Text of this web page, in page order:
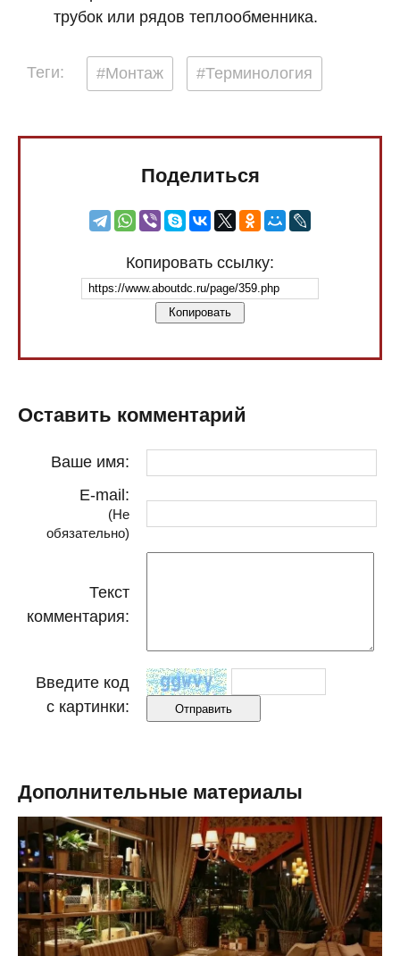
трубок или рядов теплообменника.
Теги: #Монтаж #Терминология
Поделиться
Копировать ссылку:
Копировать
Оставить комментарий
Ваше имя:
E-mail:
(Не
обязательно)
Текст
комментария:
Введите код
с картинки:
Дополнительные материалы